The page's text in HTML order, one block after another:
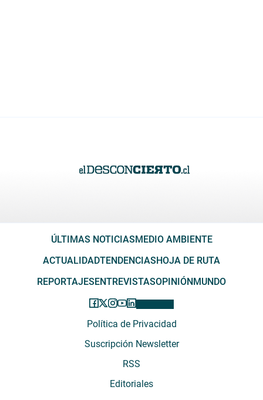
ÚLTIMAS NOTICIAS MEDIO AMBIENTE
ACTUALIDADTENDENCIAS HOJA DE RUTA
REPORTAJES ENTREVISTASOPINIÓN MUNDO
Política de Privacidad
Suscripción Newsletter
RSS
Editoriales